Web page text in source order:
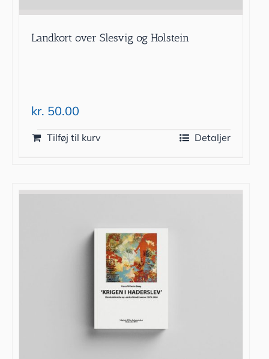
Landkort over Slesvig og Holstein
kr. 50.00
Tilføj til kurv Detaljer